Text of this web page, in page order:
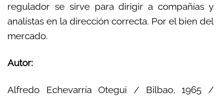
regulador se sirve para dirigir a compañías y
analistas en la dirección correcta. Por el bien del
mercado.
Autor:
Alfredo Echevarría Otegui / Bilbao, 1965 /